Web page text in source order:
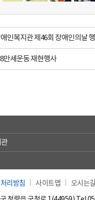
인복지관 제46회 장애인의날
만세운동 재현행사
리방침 사이트맵 오시는길